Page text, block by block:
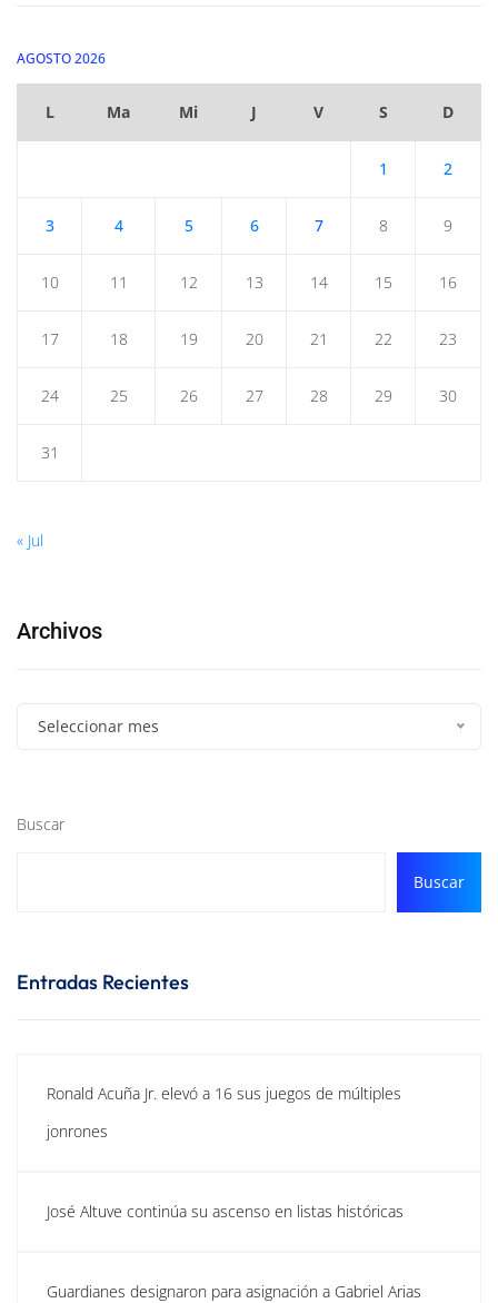
AGOSTO 2026
L Ma Mi J V S D
1 2
3 4 5 6 7 8 9
10 11 12 13 14 15 16
17 18 19 20 21 22 23
24 25 26 27 28 29 30
31
« Jul
Archivos
Seleccionar mes
Buscar
Buscar
Entradas Recientes
Ronald Acuña Jr. elevó a 16 sus juegos de múltiples
jonrones
José Altuve continúa su ascenso en listas históricas
Guardianes designaron para asignación a Gabriel Arias